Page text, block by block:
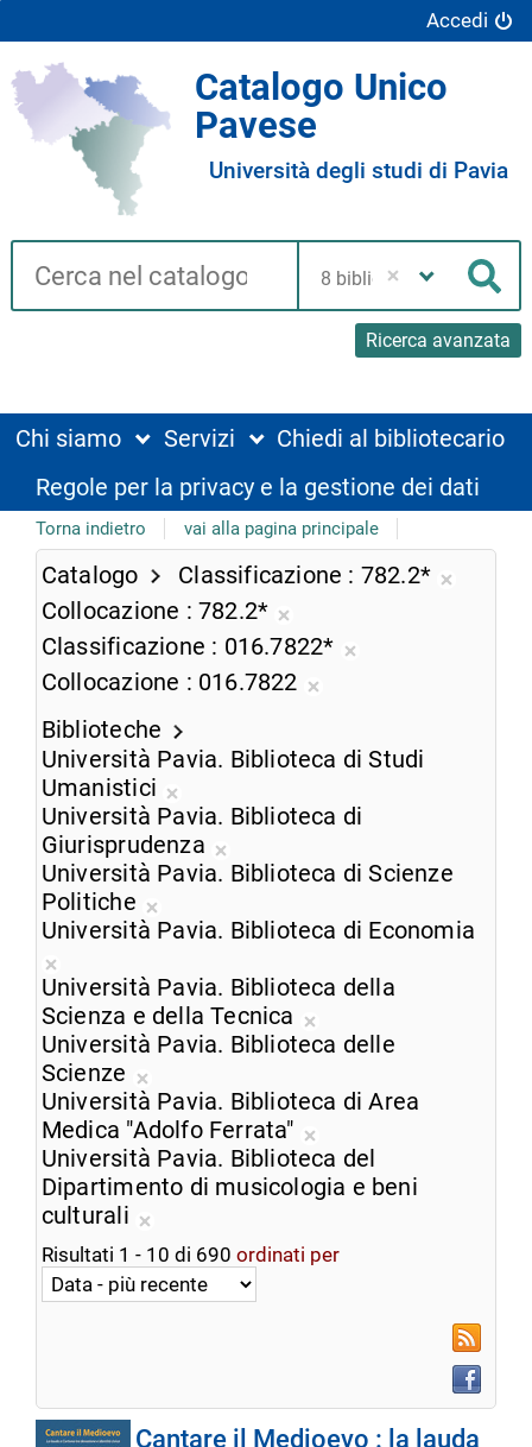
Accedi
Catalogo Unico
Pavese
Università degli studi di Pavia
Cerca su "Catalogo"
Ricerca avanzata
biblioteca
Chi siamo Servizi
Chiedi al bibliotecario
Regole per la privacy e la gestione dei dati
Torna indietro vai alla pagina principale
Catalogo Classificazione
782.2*
Collocazione
782.2*
Rimuovi
dalla
ricerca
Classificazione
016.7822*
corrente
Collocazione
016.7822
ricerca
Biblioteche
Università Pavia. Biblioteca di Studi
Umanistici
Rimuovi
dalla
ricerca
Università Pavia. Biblioteca di
Giurisprudenza
Rimuovi
ricerca
Università Pavia. Biblioteca di Scienze
Politiche
Rimuovi
ricerca
corrente
Università Pavia. Biblioteca di Economia
Rimuovi
dalla
ricerca
corrente
Università Pavia. Biblioteca della
Scienza e della Tecnica
Rimuovi
ricerca
corrente
Università Pavia. Biblioteca delle
Scienze
Rimuovi
dalla
ricerca
corrente
Università Pavia. Biblioteca di Area
Medica "Adolfo Ferrata"
Rimuovi
dalla
Università Pavia. Biblioteca del
Dipartimento di musicologia e beni
culturali
Rimuovi
dalla
ricerca
Risultati 1 - 10 di 690 ordinati per
RSS
Cantare il Medioevo : la lauda